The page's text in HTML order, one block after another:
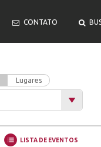
CONTATO
Lugares
LISTA DE EVENTOS